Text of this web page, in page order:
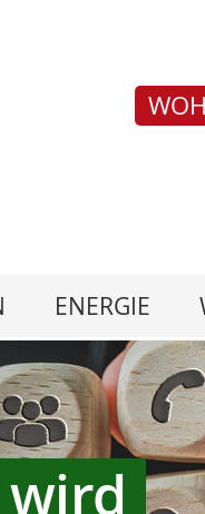
ENERGIE